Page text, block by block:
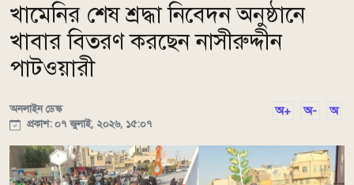
খামেনির শেষ শ্রদ্ধা নিবেদন অনুষ্ঠানে
খাবার বিতরণ করছেন নাসীরুদ্দীন
পাটওয়ারী
অনলাইন ডেস্ক
প্রকাশ: ০৭ জুলাই, ২০২৬, ১৫:০৭
অ+ অ- অ